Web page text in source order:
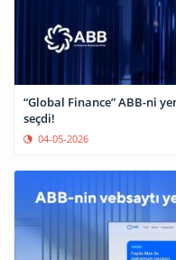
“Global Finance” ABB-ni
seçdi!
04-05-2026